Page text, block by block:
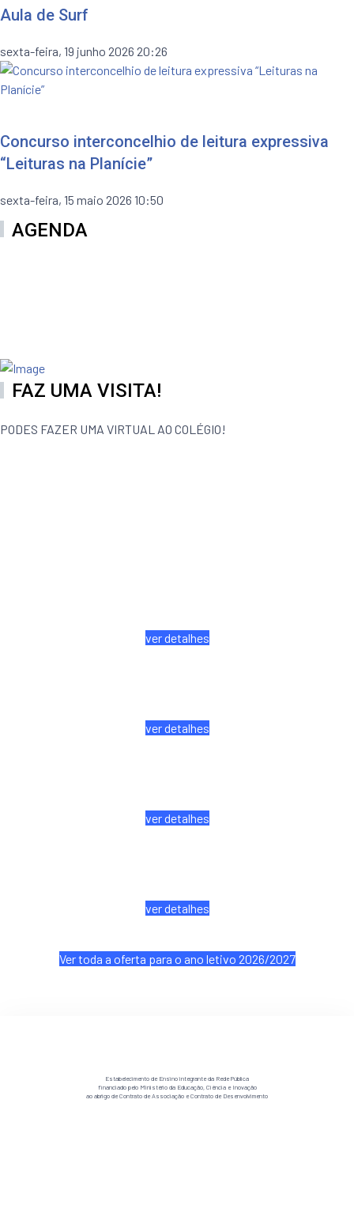
Aula de Surf
sexta-feira, 19 junho 2026 20:26
Concurso interconcelhio de leitura expressiva
“Leituras na Planície”
sexta-feira, 15 maio 2026 10:50
AGENDA
FAZ UMA VISITA!
PODES FAZER UMA VIRTUAL AO COLÉGIO!
ver detalhes
ver detalhes
ver detalhes
ver detalhes
Ver toda a oferta para o ano letivo 2026/2027
Estabelecimento de Ensino integrante da Rede Pública
financiado pelo Ministério da Educação, Ciência e Inovação
ao abrigo de Contrato de Associação e Contrato de Desenvolvimento